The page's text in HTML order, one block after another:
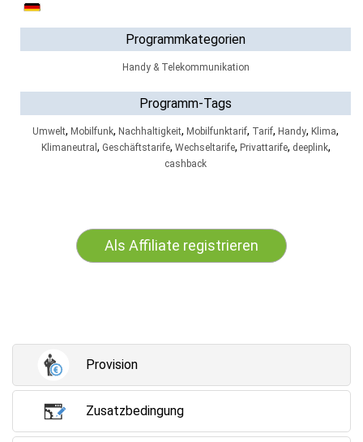
Programmkategorien
Handy & Telekommunikation
Programm-Tags
Umwelt, Mobilfunk, Nachhaltigkeit, Mobilfunktarif, Tarif, Handy, Klima,
Klimaneutral , Geschäftstarife, Wechseltarife, Privattarife, deeplink,
cashback
Als Affiliate registrieren
Provision
Zusatzbedingung